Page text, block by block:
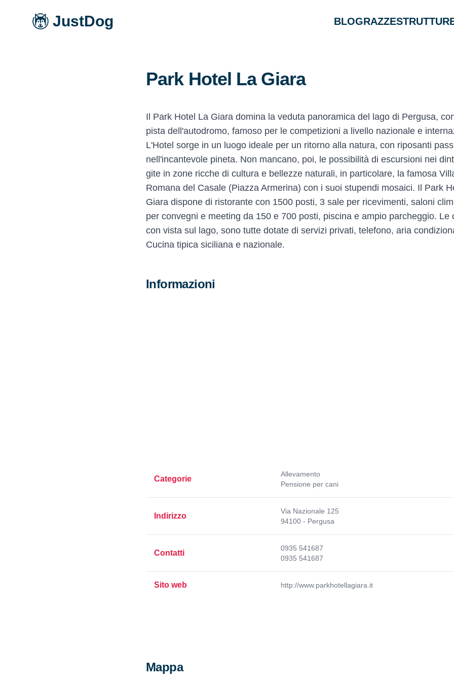
JustDog BLOGRAZZE
Park Hotel La Giara
Il Park Hotel La Giara domina la veduta panoramica del lago di Pergusa,
pista dell'autodromo, famoso per le competizioni a livello nazionale e
L'Hotel sorge in un luogo ideale per un ritorno alla natura, con riposanti
nell'incantevole pineta. Non mancano, poi, le possibilità di escursioni nei
gite in zone ricche di cultura e bellezze naturali, in particolare, la famosa
Romana del Casale (Piazza Armerina) con i suoi stupendi mosaici. Il Park
Giara dispone di ristorante con 1500 posti, 3 sale per ricevimenti, saloni
per convegni e meeting da 150 e 700 posti, piscina e ampio parcheggio. Le
con vista sul lago, sono tutte dotate di servizi privati, telefono, aria
Cucina tipica siciliana e nazionale.
Informazioni
Categorie
Allevamento
Pensione per cani
Indirizzo
Via Nazionale 125
94100 - Pergusa
Contatti
0935 541687
0935 541687
Sito web http://www.parkhotellagiara.it
Mappa